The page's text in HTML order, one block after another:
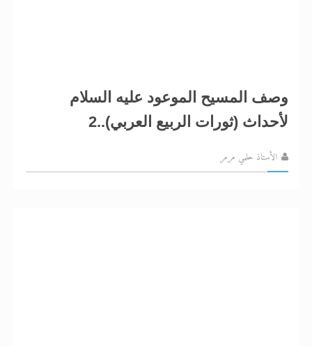
وصف المسيح الموعود عليه السلام
لأحداث (ثورات الربيع العربي)..2
الأستاذ حلمي مرمر